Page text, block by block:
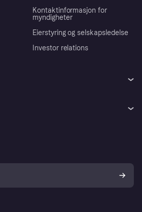
Kontaktinformasjon for
myndigheter
Eierstyring og selskapsledelse
Investor relations